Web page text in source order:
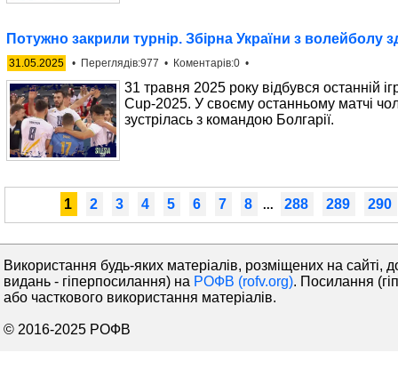
Потужно закрили турнір. Збірна України з волейболу
31.05.2025 • Переглядів:977 • Коментарів:0 •
31 травня 2025 року відбувся останній
Cup-2025. У своєму останньому матчі
зустрілась з командою Болгарії.
1 2 3 4 5 6 7 8 ... 288 289 290
Використання будь-яких матеріалів, розміщених на сайті,
видань - гіперпосилання) на РОФВ (rofv.org). Посилання
або часткового використання матеріалів.
© 2016-2025 РОФВ